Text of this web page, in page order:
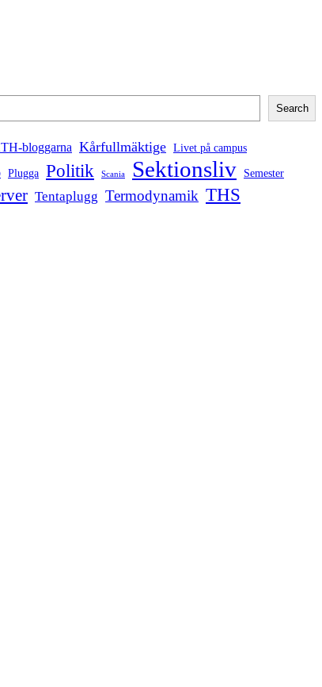
Search
bloggarna Kårfullmäktige Livet på campus
Plugga Politik Scania Sektionsliv Semester
Tentaplugg Termodynamik THS